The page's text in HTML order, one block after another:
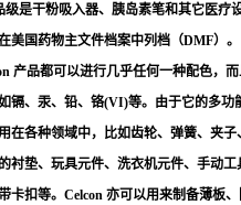
级是干粉吸入器、胰岛素笔和其它医疗
美国药物主文件档案中列档（DMF）。
产品都可以进行几乎任何一种配色，
镉、汞、铅、铬(VI)等。由于它的多功
在各种领域中，比如齿轮、弹簧、夹
衬垫、玩具元件、洗衣机元件、手动
卡扣等。Celcon 亦可以用来制备薄板